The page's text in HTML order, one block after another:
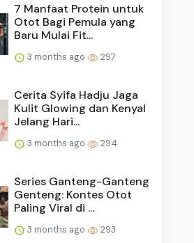
7 Manfaat Protein untuk
Otot Bagi Pemula yang
Baru Mulai Fit...
3 months ago 297
Cerita Syifa Hadju Jaga
Kulit Glowing dan Kenyal
Jelang Hari...
3 months ago 294
Series Ganteng-Ganteng
Genteng: Kontes Otot
Paling Viral di ...
3 months ago 293